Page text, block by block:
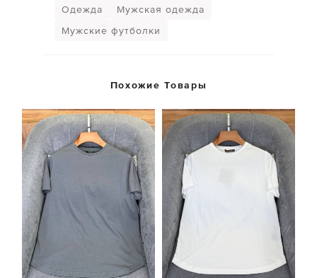
Одежда
Мужская одежда
Мужские футболки
Похожие Товары